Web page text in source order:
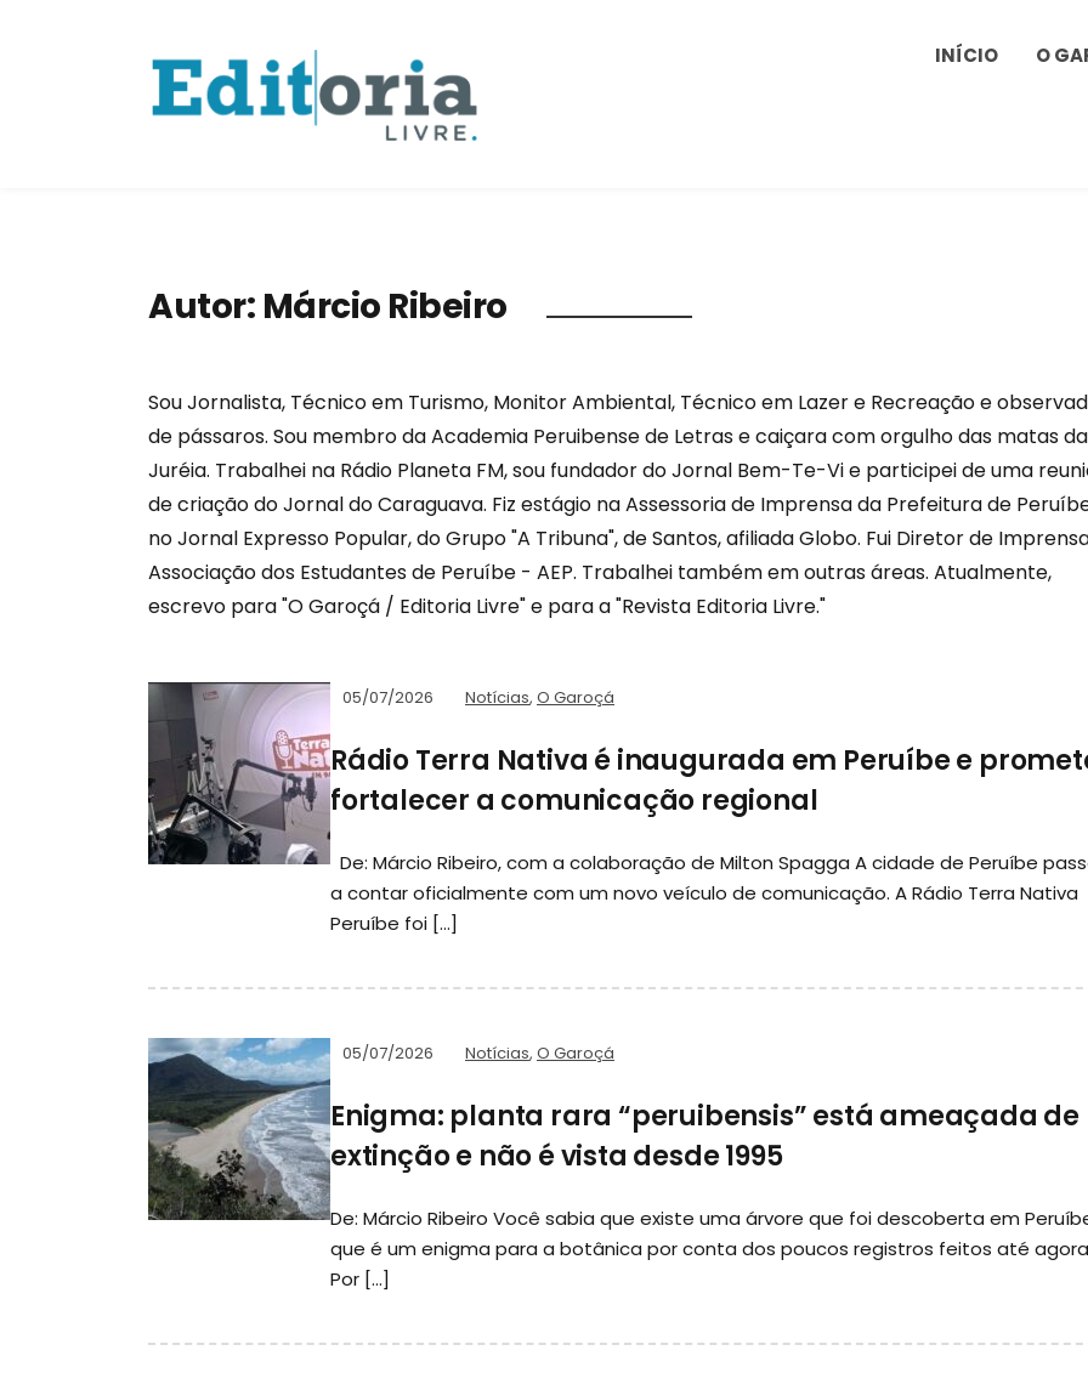
INÍCIO O
Autor: Márcio Ribeiro
Sou Jornalista, Técnico em Turismo, Monitor Ambiental, Técnico em Lazer e Recreação e
de pássaros. Sou membro da Academia Peruibense de Letras e caiçara com orgulho das matas da
Juréia. Trabalhei na Rádio Planeta FM, sou fundador do Jornal Bem-Te-Vi e participei de uma
de criação do Jornal do Caraguava. Fiz estágio na Assessoria de Imprensa da Prefeitura de
no Jornal Expresso Popular, do Grupo "A Tribuna", de Santos, afiliada Globo. Fui Diretor de
Associação dos Estudantes de Peruíbe - AEP. Trabalhei também em outras áreas. Atualmente,
escrevo para "O Garoçá / Editoria Livre" e para a "Revista Editoria Livre."
05/07/2026 Notícias, O Garoçá
Rádio Terra Nativa é inaugurada em Peruíbe e
fortalecer a comunicação regional
De: Márcio Ribeiro, com a colaboração de Milton Spagga A cidade de Peruíbe
a contar oficialmente com um novo veículo de comunicação. A Rádio Terra Nativa
Peruíbe foi […]
05/07/2026 Notícias, O Garoçá
Enigma: planta rara “peruibensis” está ameaçada de
extinção e não é vista desde 1995
De: Márcio Ribeiro Você sabia que existe uma árvore que foi descoberta em
que é um enigma para a botânica por conta dos poucos registros feitos até
Por […]